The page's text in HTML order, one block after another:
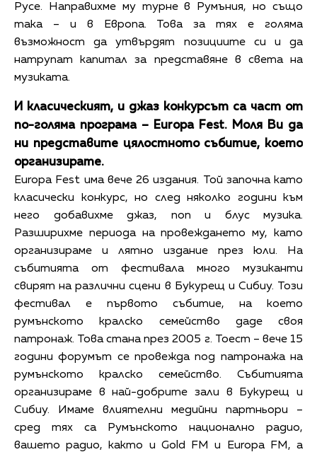
Русе. Направихме му турне в Румъния, но също
така – и в Европа. Това за тях е голяма
възможност да утвърдят позициите си и да
натрупат капитал за представяне в света на
музиката.
И класическият, и джаз конкурсът са част от
по-голяма програма – Europa Fest. Моля Ви да
ни представите цялостното събитие, което
организирате.
Europa Fest има вече 26 издания. Той започна като
класически конкурс, но след няколко години към
него добавихме джаз, поп и блус музика.
Разширихме периода на провеждането му, като
организираме и лятно издание през юли. На
събитията от фестивала много музиканти
свирят на различни сцени в Букурещ и Сибиу. Този
фестивал е първото събитие, на което
румънското кралско семейство даде своя
патронаж. Това стана през 2005 г. Тоест – вече 15
години форумът се провежда под патронажа на
румънското кралско семейство. Събитията
организираме в най-добрите зали в Букурещ и
Сибиу. Имаме влиятелни медийни партньори –
сред тях са Румънското национално радио,
вашето радио, както и Gold FM и Europa FM, а